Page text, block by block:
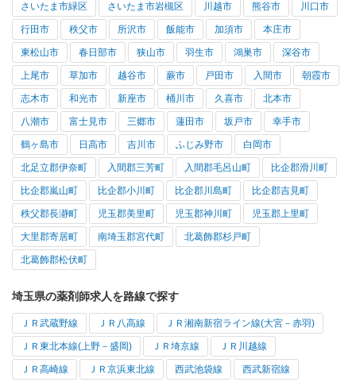
さいたま市緑区 さいたま市岩槻区 川越市 熊谷市 川口市
行田市 秩父市 所沢市 飯能市 加須市 本庄市
東松山市 春日部市 狭山市 羽生市 鴻巣市 深谷市
上尾市 草加市 越谷市 蕨市 戸田市 入間市 朝霞市
志木市 和光市 新座市 桶川市 久喜市 北本市
八潮市 富士見市 三郷市 蓮田市 坂戸市 幸手市
鶴ヶ島市 日高市 吉川市 ふじみ野市 白岡市
北足立郡伊奈町 入間郡三芳町 入間郡毛呂山町 比企郡滑川町
比企郡嵐山町 比企郡小川町 比企郡川島町 比企郡吉見町
秩父郡長瀞町 児玉郡美里町 児玉郡神川町 児玉郡上里町
大里郡寄居町 南埼玉郡宮代町 北葛飾郡杉戸町
北葛飾郡松伏町
埼玉県の薬剤師求人を路線で探す
ＪＲ武蔵野線 ＪＲ八高線 ＪＲ湘南新宿ライン線(大宮－赤羽)
ＪＲ東北本線(上野－盛岡) ＪＲ埼京線 ＪＲ川越線
ＪＲ高崎線 ＪＲ京浜東北線 西武池袋線 西武新宿線